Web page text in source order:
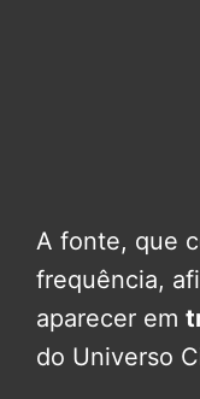
A fonte, que
frequência,
aparecer em
do Universo